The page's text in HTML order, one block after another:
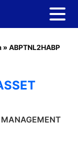
» ABPTNL2HABP